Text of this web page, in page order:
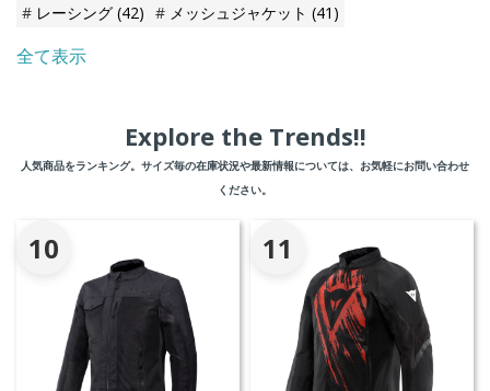
レーシング (42) メッシュジャケット (41)
全て表示
Explore the Trends!!
人気商品をランキング。サイズ毎の在庫状況や最新情報については、お気軽にお問い合わせ
ください。
10 11